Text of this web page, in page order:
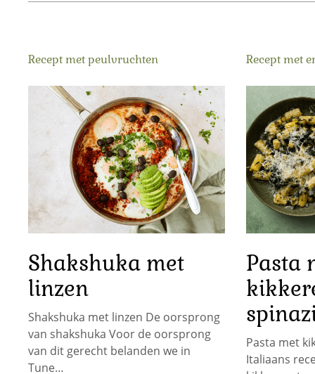
Recept met peulvruchten
Shakshuka met
linzen
Shakshuka met linzen De oorsprong
van shakshuka Voor de oorsprong
van dit gerecht belanden we in
Tune…
Recept met
Pasta
Pasta met
Italiaans